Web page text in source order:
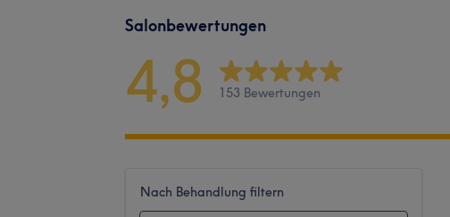
Salonbewertungen
4,8 153 Bewertungen
Nach Behandlung filtern